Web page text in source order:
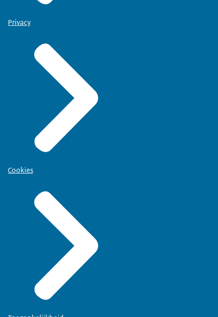
Privacy
Cookies